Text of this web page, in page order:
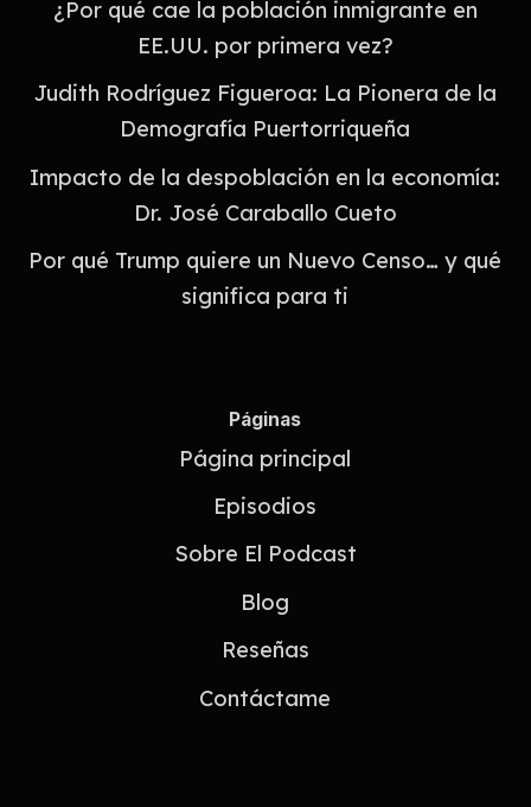
¿Por qué cae la población inmigrante en
EE.UU. por primera vez?
Judith Rodríguez Figueroa: La Pionera de la
Demografía Puertorriqueña
Impacto de la despoblación en la economía:
Dr. José Caraballo Cueto
Por qué Trump quiere un Nuevo Censo… y qué
significa para ti
Páginas
Página principal
Episodios
Sobre El Podcast
Blog
Reseñas
Contáctame